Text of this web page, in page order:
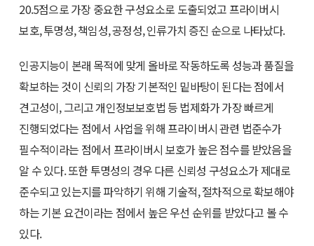
20.5점으로 가장 중요한 구성요소로 도출되었고 프라이버시
보호, 투명성, 책임성, 공정성, 인류가치 증진 순으로 나타났다.
인공지능이 본래 목적에 맞게 올바로 작동하도록 성능과 품질을
확보하는 것이 신뢰의 가장 기본적인 밑바탕이 된다는 점에서
견고성이, 그리고 개인정보보호법 등 법제화가 가장 빠르게
진행되었다는 점에서 사업을 위해 프라이버시 관련 법준수가
필수적이라는 점에서 프라이버시 보호가 높은 점수를 받았음을
알 수 있다. 또한 투명성의 경우 다른 신뢰성 구성요소가 제대로
준수되고 있는지를 파악하기 위해 기술적, 절차적으로 확보해야
하는 기본 요건이라는 점에서 높은 우선 순위를 받았다고 볼 수
있다.